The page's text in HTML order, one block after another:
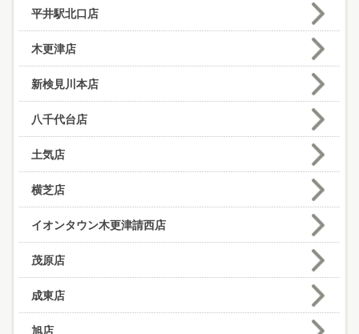
平井駅北口店
木更津店
新検見川本店
八千代台店
土気店
横芝店
イオンタウン木更津請西店
茂原店
成東店
旭店